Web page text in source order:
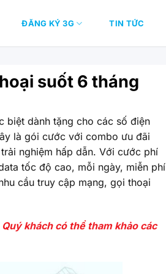
ĐĂNG KÝ 3G TIN TỨC
suốt 6 tháng
biệt dành tặng cho các số điện
là gói cước với combo ưu đãi
nghiệm hấp dẫn. Với cước phí
tốc độ cao, mỗi ngày, miễn phí
cầu truy cập mạng, gọi thoại
khách có thể tham khảo các